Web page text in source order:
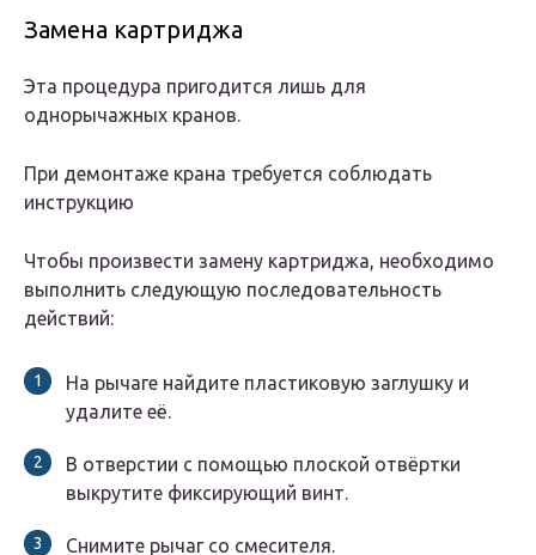
Замена картриджа
Эта процедура пригодится лишь для
однорычажных кранов.
При демонтаже крана требуется соблюдать
инструкцию
Чтобы произвести замену картриджа, необходимо
выполнить следующую последовательность
действий:
На рычаге найдите пластиковую заглушку и
удалите её.
В отверстии с помощью плоской отвёртки
выкрутите фиксирующий винт.
Снимите рычаг со смесителя.